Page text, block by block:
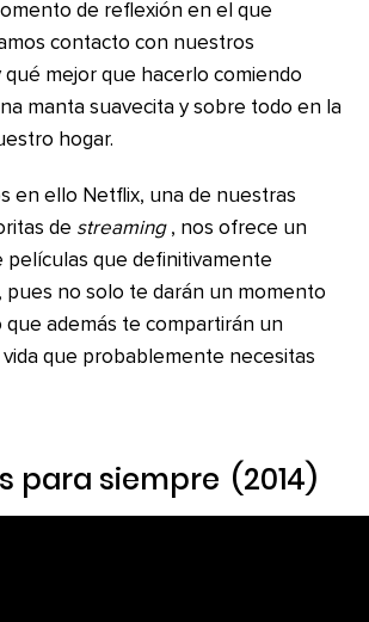
de reflexión en el que
contacto con nuestros
qué mejor que hacerlo comiendo
manta suavecita y sobre todo en la
hogar.
en ello Netflix, una de nuestras
de streaming , nos ofrece un
películas que definitivamente
pues no solo te darán un momento
que además te compartirán un
que probablemente necesitas
para siempre (2014)